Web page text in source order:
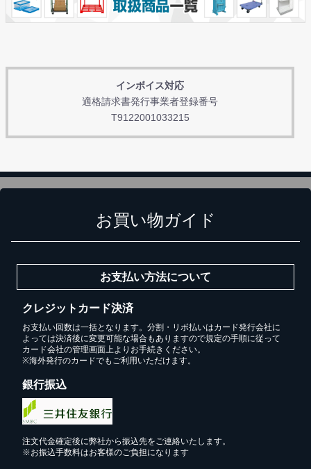
インボイス対応
適格請求書発行事業者登録番号
T9122001033215
お買い物ガイド
お支払い方法について
クレジットカード決済
お支払い回数は一括となります。分割・リボ払いはカード発行会社に
よっては決済後に変更可能な場合もありますので規定の手順に従って
カード会社の管理画面上よりお手続きください。
※海外発行のカードでもご利用いただけます。
銀行振込
注文代金確定後に弊社から振込先をご連絡いたします。
※お振込手数料はお客様のご負担になります
カートに追加しました。